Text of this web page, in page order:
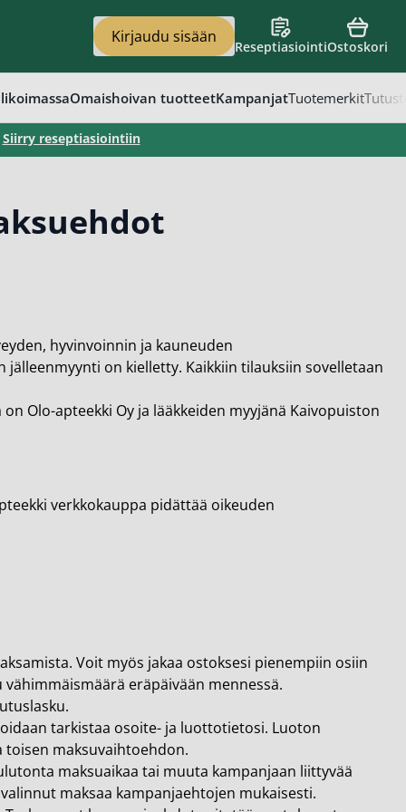
Omaishoivan tuotteetKampanjatTuotemerkit
Kirjaudu sisään
ReseptiasiointiOstoskori
Siirry reseptiasiointiin
hyvinvoinnin ja kauneuden
on kielletty. Kaikkiin tilauksiin sovelletaan
Olo-apteekki Oy ja lääkkeiden myyjänä Kaivopuiston
verkkokauppa pidättää oikeuden
Voit myös jakaa ostoksesi pienempiin osiin
eräpäivään mennessä.
tarkistaa osoite- ja luottotietosi. Luoton
toisen maksuvaihtoehdon.
maksuaikaa tai muuta kampanjaan liittyvää
maksaa kampanjaehtojen mukaisesti.